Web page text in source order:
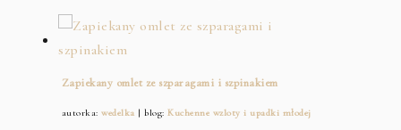
Zapiekany omlet ze szparagami i szpinakiem
autorka:wedelka | blog:Kuchenne wzloty i upadki młodej